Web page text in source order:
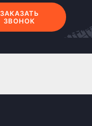
ЗАКАЗАТЬ
ЗВОНОК